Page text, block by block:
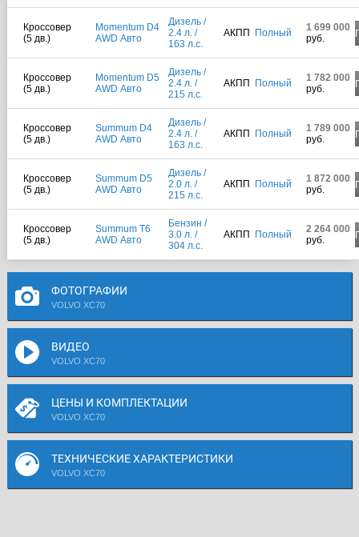
Кроссовер
(5 дв.)
Momentum D4
AWD Авто
Дизель /
2.4 л. /
163 л.с.
АКПП Полный
1 699 000
руб.
Кроссовер
(5 дв.)
Momentum D5
AWD Авто
Дизель /
2.4 л. /
215 л.с.
АКПП Полный
1 782 000
руб.
Кроссовер
(5 дв.)
Summum D4
AWD Авто
Дизель /
2.4 л. /
163 л.с.
АКПП Полный
1 789 000
руб.
Кроссовер
(5 дв.)
Summum D5
AWD Авто
Дизель /
2.0 л. /
215 л.с.
АКПП Полный
1 872 000
руб.
Кроссовер
(5 дв.)
Summum T6
AWD Авто
Бензин /
3.0 л. /
304 л.с.
АКПП Полный
2 264 000
руб.
ФОТОГРАФИИ
VOLVO XC70
ВИДЕО
VOLVO XC70
ЦЕНЫ И КОМПЛЕКТАЦИИ
VOLVO XC70
ТЕХНИЧЕСКИЕ ХАРАКТЕРИСТИКИ
VOLVO XC70